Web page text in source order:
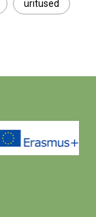
üritused